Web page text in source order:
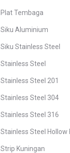
Plat Tembaga
Siku Aluminium
Siku Stainless Steel
Stainless Steel
Stainless Steel 201
Stainless Steel 304
Stainless Steel 316
Stainless Steel Hollow
Strip Kuningan